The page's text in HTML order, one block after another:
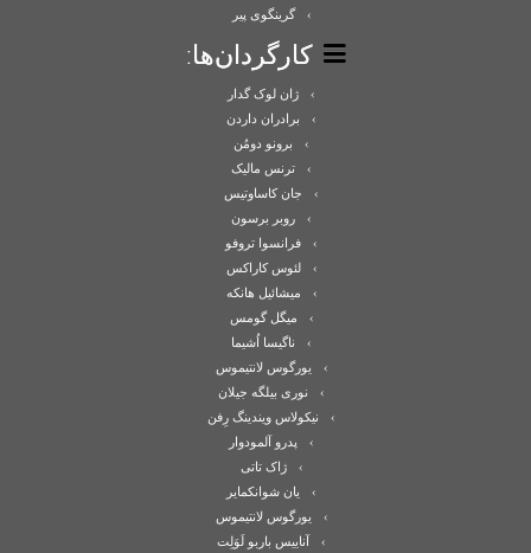
گرینگوی پیر
کارگردان‌ها:
ژان لوک گدار
برادران داردن
برونو دومُن
ترنس مالیک
جان کاساوتیس
روبر برسون
فرانسوا تروفو
لئوس کاراکس
میشائیل هانکه
میگل گومس
ناگیسا اُشیما
یورگوس لانتیموس
نوری بیلگه جیلان
نیکولاس ویندینگ رِفن
پدرو آلمودوار
ژاک تاتی
یان شوانکمایر
یورگوس لانتیموس
آناییس باربو لَوَلِت